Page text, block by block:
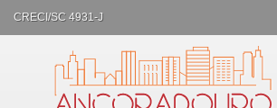
CRECI/SC 4931-J